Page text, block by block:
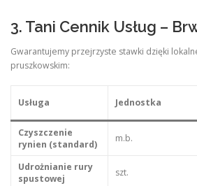
3. Tani Cennik Usług –
Gwarantujemy przejrzyste stawki dzięki
pruszkowskim:
Usługa Jednostka
Czyszczenie
rynien (standard)
m.b.
Udrożnianie rury
spustowej
szt.